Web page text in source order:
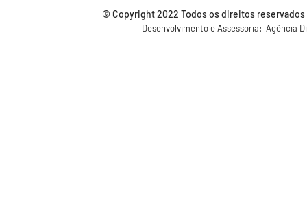
© Copyright 2022 Todos os direitos reservados
Desenvolvimento e Assessoria: Agência